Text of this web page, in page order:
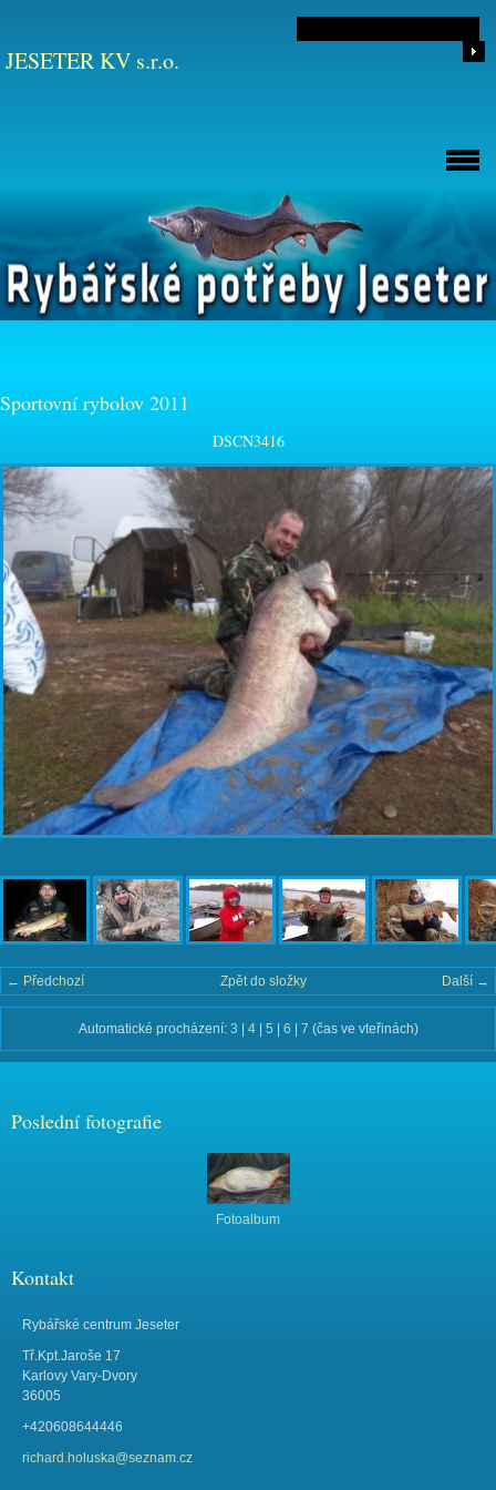
JESETER KV s.r.o.
Sportovní rybolov 2011
DSCN3416
← Předchozí Další →
Zpět do složky
Automatické procházení: 3 | 4| 5 | 6 | 7 (čas ve vteřinách)
Poslední fotografie
Fotoalbum
Kontakt
Rybářské centrum Jeseter
Tř.Kpt.Jaroše 17
Karlovy Vary-Dvory
36005
+420608644446
richard.holuska@seznam.cz